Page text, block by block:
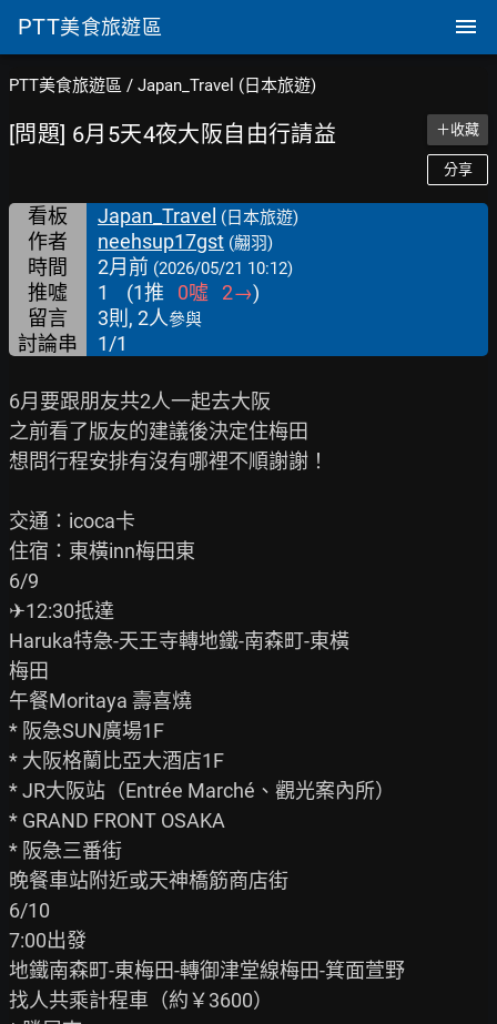
PTT美食旅遊區
PTT美食旅遊區 / Japan_Travel (日本旅遊)
[問題] 6月5天4夜大阪自由行請益 ＋收藏
分享
看板 Japan_Travel (日本旅遊)
作者 neehsup17gst (翽羽)
時間 2月前 (2026/05/21 10:12)
推噓 1 (1推 0噓 2→)
留言
3則, 2人參與
討論串 1/1
6月要跟朋友共2人一起去大阪
之前看了版友的建議後決定住梅田
想問行程安排有沒有哪裡不順謝謝！
交通：icoca卡
住宿：東橫inn梅田東
6/9
✈12:30抵達
Haruka特急-天王寺轉地鐵-南森町-東橫
梅田
午餐Moritaya 壽喜燒
* 阪急SUN廣場1F
* 大阪格蘭比亞大酒店1F
* JR大阪站（Entrée Marché、觀光案內所）
* GRAND FRONT OSAKA
* 阪急三番街
晚餐車站附近或天神橋筋商店街
6/10
7:00出發
地鐵南森町-東梅田-轉御津堂線梅田-箕面萱野
找人共乘計程車（約￥3600）